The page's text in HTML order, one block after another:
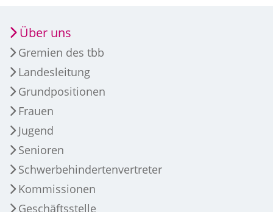
Über uns
Gremien des tbb
Landesleitung
Grundpositionen
Frauen
Jugend
Senioren
Schwerbehindertenvertreter
Kommissionen
Geschäftsstelle